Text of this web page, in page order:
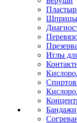
Шприцы
Иглы
Бандажи